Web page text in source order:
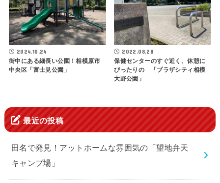
2024.10.24
街中にある細長い公園！相模原市
中央区「富士見公園」
2022.08.28
保健センターのすぐ近く、休憩に
ぴったりの 「プラザシティ相模
大野公園」
最近の投稿
田名で発見！アットホームな雰囲気の「望地弁天
キャンプ場」